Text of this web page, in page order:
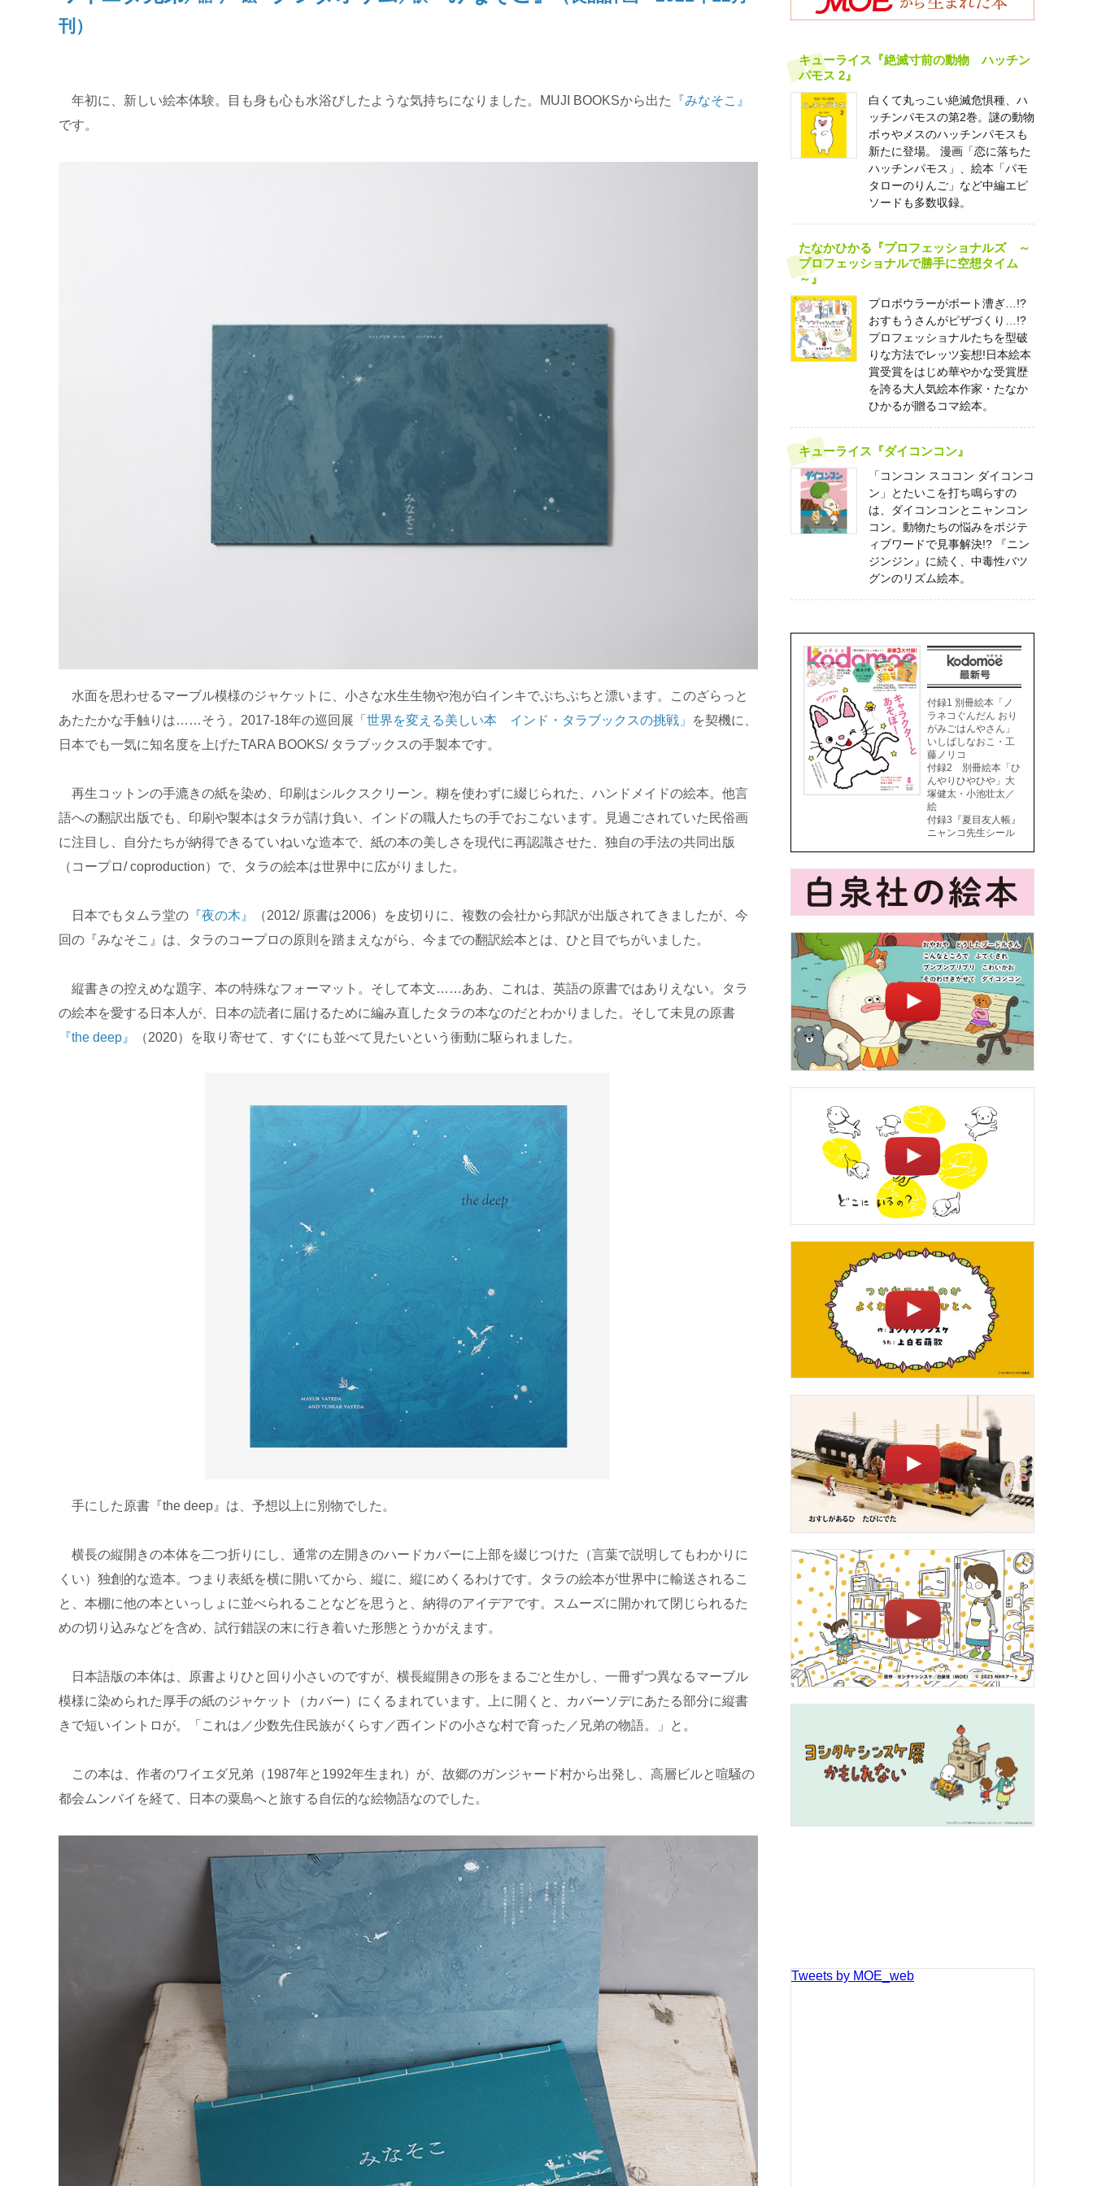
刊）
年初に、新しい絵本体験。目も身も心も水浴びしたような気持ちになりました。MUJI BOOKSから出た
『みなそこ』
です。
水面を思わせるマーブル模様のジャケットに、小さな水生生物や泡が白インキでぷちぷちと漂います。このざらっと
あたたかな手触りは……そう。2017-18年の巡回展 「世界を変える美しい本 インド・タラブックスの挑戦」
を契機に、
日本でも一気に知名度を上げたTARA BOOKS/ タラブックスの手製本です。
再生コットンの手漉きの紙を染め、印刷はシルクスクリーン。糊を使わずに綴じられた、ハンドメイドの絵本。他言
語への翻訳出版でも、印刷や製本はタラが請け負い、インドの職人たちの手でおこないます。見過ごされていた民俗画
に注目し、自分たちが納得できるていねいな造本で、紙の本の美しさを現代に再認識させた、独自の手法の共同出版
（コープロ/ coproduction）で、タラの絵本は世界中に広がりました。
日本でもタムラ堂の 『夜の木』
（2012/ 原書は2006）を皮切りに、複数の会社から邦訳が出版されてきましたが、今
回の『みなそこ』は、タラのコープロの原則を踏まえながら、今までの翻訳絵本とは、ひと目でちがいました。
縦書きの控えめな題字、本の特殊なフォーマット。そして本文……ああ、これは、英語の原書ではありえない。タラ
の絵本を愛する日本人が、日本の読者に届けるために編み直したタラの本なのだとわかりました。そして未見の原書
『the deep』
（2020）を取り寄せて、すぐにも並べて見たいという衝動に駆られました。
手にした原書『the deep』は、予想以上に別物でした。
横長の縦開きの本体を二つ折りにし、通常の左開きのハードカバーに上部を綴じつけた（言葉で説明してもわかりに
くい）独創的な造本。つまり表紙を横に開いてから、縦に、縦にめくるわけです。タラの絵本が世界中に輸送されるこ
と、本棚に他の本といっしょに並べられることなどを思うと、納得のアイデアです。スムーズに開かれて閉じられるた
めの切り込みなどを含め、試行錯誤の末に行き着いた形態とうかがえます。
日本語版の本体は、原書よりひと回り小さいのですが、横長縦開きの形をまるごと生かし、一冊ずつ異なるマーブル
模様に染められた厚手の紙のジャケット（カバー）にくるまれています。上に開くと、カバーソデにあたる部分に縦書
きで短いイントロが。「これは／少数先住民族がくらす／西インドの小さな村で育った／兄弟の物語。」と。
この本は、作者のワイエダ兄弟（1987年と1992年生まれ）が、故郷のガンジャード村から出発し、高層ビルと喧騒の
都会ムンバイを経て、日本の粟島へと旅する自伝的な絵物語なのでした。
キューライス『絶滅寸前の動物 ハッチン
パモス 2』
白くて丸っこい絶滅危惧種、ハ
ッチンパモスの第2巻。謎の動物
ボゥやメスのハッチンパモスも
新たに登場。 漫画「恋に落ちた
ハッチンパモス」、絵本「パモ
タローのりんご」など中編エピ
ソードも多数収録。
たなかひかる『プロフェッショナルズ ～
プロフェッショナルで勝手に空想タイム
～』
プロボウラーがボート漕ぎ…!?
おすもうさんがピザづくり…!?
プロフェッショナルたちを型破
りな方法でレッツ妄想!日本絵本
賞受賞をはじめ華やかな受賞歴
を誇る大人気絵本作家・たなか
ひかるが贈るコマ絵本。
キューライス『ダイコンコン』
「コンコン スココン ダイコンコ
ン」とたいこを打ち鳴らすの
は、ダイコンコンとニャンコン
コン。動物たちの悩みをポジテ
ィブワードで見事解決!? 『ニン
ジンジン』に続く、中毒性バツ
グンのリズム絵本。
付録1 別冊絵本「ノ
ラネコぐんだん おり
がみごはんやさん」
いしばしなおこ・工
藤ノリコ
付録2 別冊絵本「ひ
んやりひやひや」大
塚健太・小池壮太／
絵
付録3『夏目友人帳』
ニャンコ先生シール
Tweets by MOE_web